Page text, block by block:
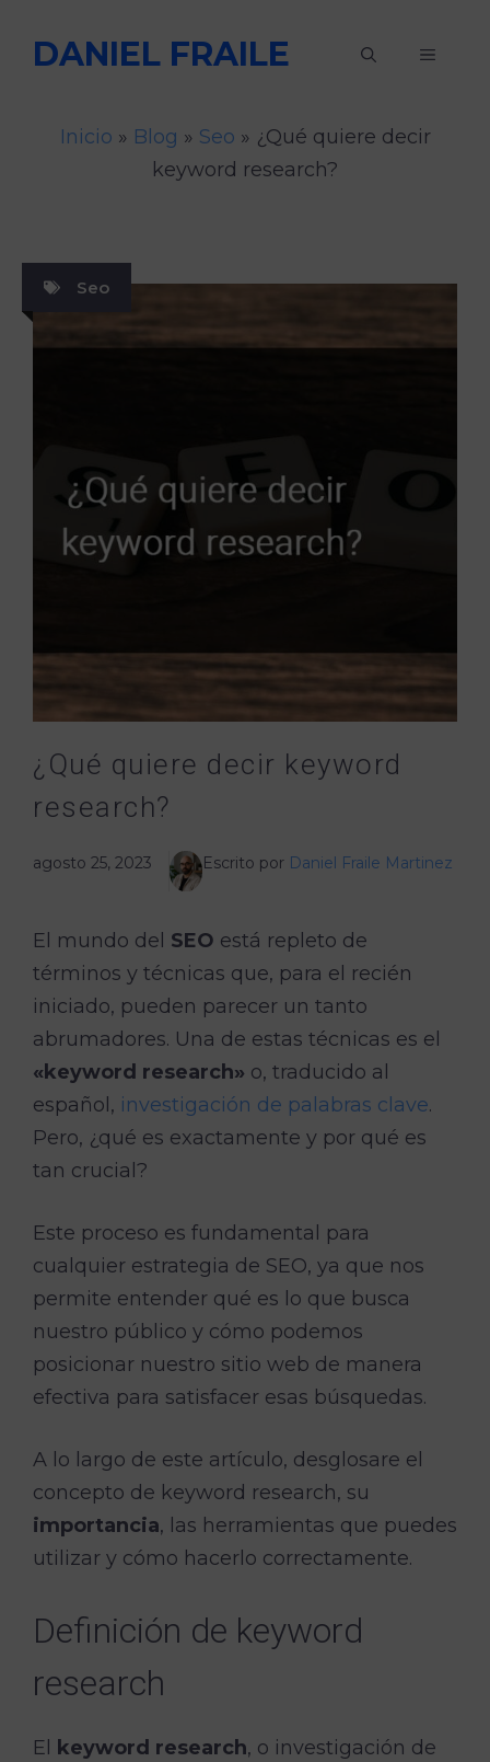
DANIEL FRAILE MENÚ
Inicio » Blog » Seo » ¿Qué quiere decir
keyword research?
Seo
¿Qué quiere decir keyword
research?
agosto 25, 2023 Escrito por Daniel Fraile Martinez
El mundo del SEO está repleto de
términos y técnicas que, para el recién
iniciado, pueden parecer un tanto
abrumadores. Una de estas técnicas es el
«keyword research» o, traducido al
español, investigación de palabras clave.
Pero, ¿qué es exactamente y por qué es
tan crucial?
Este proceso es fundamental para
cualquier estrategia de SEO, ya que nos
permite entender qué es lo que busca
nuestro público y cómo podemos
posicionar nuestro sitio web de manera
efectiva para satisfacer esas búsquedas.
A lo largo de este artículo, desglosare el
concepto de keyword research, su
importancia, las herramientas que puedes
utilizar y cómo hacerlo correctamente.
Definición de keyword
research
El keyword research, o investigación de